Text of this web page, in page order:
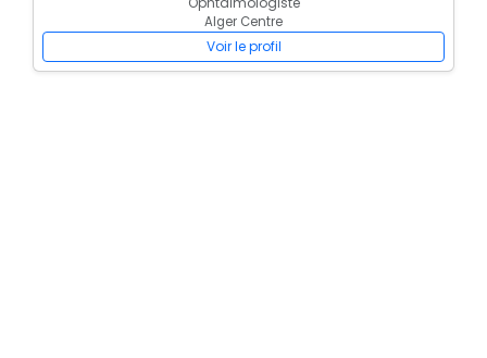
Alger Centre
Voir le profil